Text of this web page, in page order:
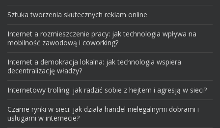
Sztuka tworzenia skutecznych reklam online
Internet a rozmieszczenie pracy: jak technologia wpływa na
mobilność zawodową i coworking?
Internet a demokracja lokalna: jak technologia wspiera
decentralizację władzy?
Internetowy trolling: jak radzić sobie z hejtem i agresją w sieci?
Czarne rynki w sieci: jak działa handel nielegalnymi dobrami i
usługami w internecie?